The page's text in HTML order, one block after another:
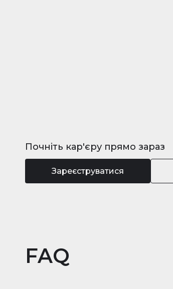
Почніть кар'єру прямо зараз
Зареєструватися
FAQ